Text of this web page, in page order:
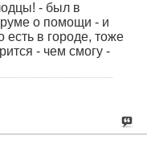
- был в
о помощи - и
есть в городе, тоже
- чем смогу -